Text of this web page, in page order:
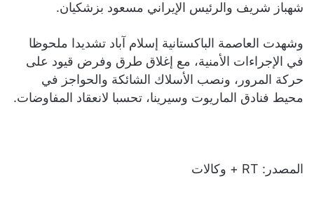
شهباز شريف والرئيس الإيراني مسعود بزشكيان.
وشهدت العاصمة الباكستانية إسلام آباد تشديدا ملحوظا
في الإجراءات الأمنية، مع إغلاق طرق وفرض قيود على
حركة المرور، ونصب الأسلاك الشائكة والحواجز في
محيط فنادق الماريوت وسيرينا، تحسبا لانعقاد المفاوضات.
المصدر: RT + وكالات